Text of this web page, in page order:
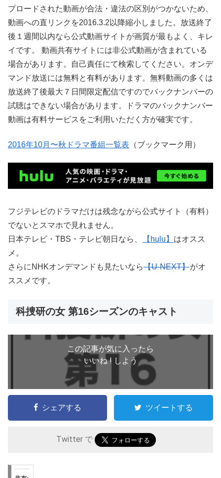
プロードされた動画が合法・違法の区別がつかないため、
動画への直リンクを2016.3.2以降縮小しました。放送終了
後１週間以内なら公式動画サイトが画質が最もよく、キレ
イです。 動画共有サイトには非公式動画が含まれている
場合があります。自己責任にて検索してください。オンデ
マンド放送には無料と有料があります。無料動画の多くは
放送終了後最大７日間限定配信ですのでバックナンバーの
試聴はできない場合があります。ドラマのバックナンバー
動画は有料サービスをご利用いただく方が確実です。
2016年10月〜秋ドラマ番組一覧表 （ブックマーク用）
フジテレビのドラマだけは残念ながら公式サイト（有料）
でないとスマホで見れません。
日本テレビ・TBS・テレビ朝日なら、
【hulu】 はオスス
メ。
さらにNHKオンデマンドも見たいなら【U-NEXT】がオ
ススメです。
科捜研の女 第16シーズンのキャスト
この記事が気に入ったら
いいね ! しよう
シェアする ツイートする
Twitter で